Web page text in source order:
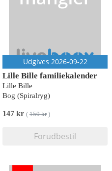
Udgives 2026-09-22
Lille Bille familiekalender
Lille Bille
Bog (Spiralryg)
147 kr ( 150 kr)
Forudbestil